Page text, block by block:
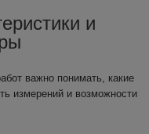
и
важно понимать, какие
измерений и возможности